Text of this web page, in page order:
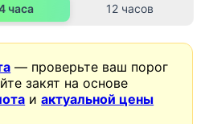
часа 12 часов
— проверьте ваш порог
закят на основе
иактуальной цены